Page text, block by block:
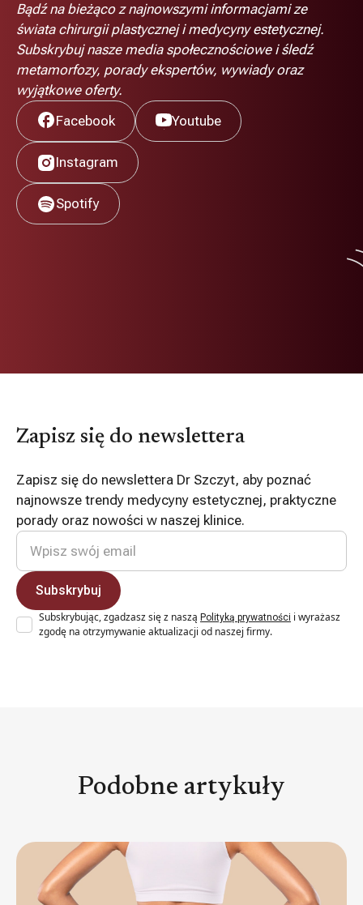
Bądź na bieżąco z najnowszymi informacjami ze
świata chirurgii plastycznej i medycyny estetycznej.
Subskrybuj nasze media społecznościowe i śledź
metamorfozy, porady ekspertów, wywiady oraz
wyjątkowe oferty.
Facebook
Youtube
Instagram
Spotify
Zapisz się do newslettera
Zapisz się do newslettera Dr Szczyt, aby poznać
najnowsze trendy medycyny estetycznej, praktyczne
porady oraz nowości w naszej klinice.
Subskrybując, zgadzasz się z naszą Polityką prywatności i wyrażasz
zgodę na otrzymywanie aktualizacji od naszej firmy.
Podobne artykuły